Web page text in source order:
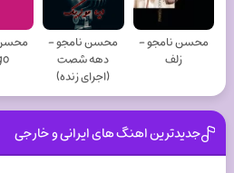
محسن نامجو -
زلف
محسن نامجو -
دهه شصت
(اجرای زنده)
جدیدترین اهنگ های ایرانی و خارجی